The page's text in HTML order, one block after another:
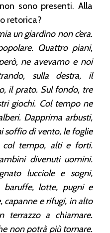
sono presenti. Alla
vera o retorica?
un giardino non c’era.
Quattro piani,
ne avevamo e noi
sulla destra, il
il prato. Sul fondo, tre
giochi. Col tempo ne
Dapprima arbusti,
soffio di vento, le foglie
col tempo, alti e forti.
divenuti uomini.
lucciole e sogni,
lotte, pugni e
capanne e rifugi, in alto
terrazzo a chiamare.
non potrà più tornare.